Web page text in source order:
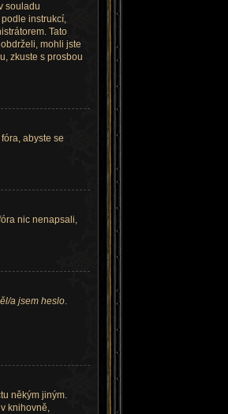
souladu
instrukcí,
Tato
mohli jste
zkuste s prosbou
abyste se
nic nenapsali,
a jsem heslo.
někým jiným.
knihovně,